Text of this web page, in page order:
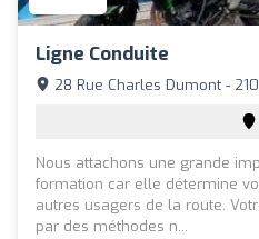
Ligne Conduite
28 Rue Charles Dumont -
Nous attachons une grande
formation car elle détermine
autres usagers de la route.
par des méthodes n...